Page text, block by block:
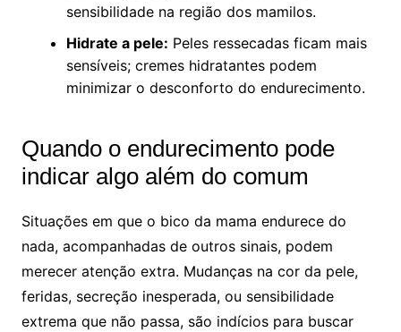
sensibilidade na região dos mamilos.
Hidrate a pele: Peles ressecadas ficam mais
sensíveis; cremes hidratantes podem
minimizar o desconforto do endurecimento.
Quando o endurecimento pode
indicar algo além do comum
Situações em que o bico da mama endurece do
nada, acompanhadas de outros sinais, podem
merecer atenção extra. Mudanças na cor da pele,
feridas, secreção inesperada, ou sensibilidade
extrema que não passa, são indícios para buscar